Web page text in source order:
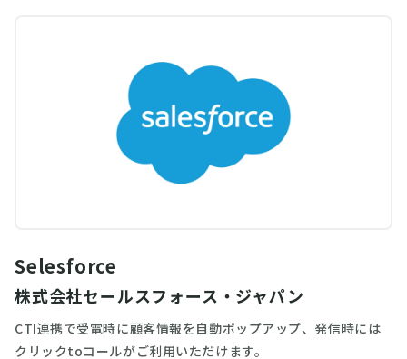
Selesforce
株式会社セールスフォース・ジャパン
CTI連携で受電時に顧客情報を自動ポップアップ、発信時には
クリックtoコールがご利用いただけます。